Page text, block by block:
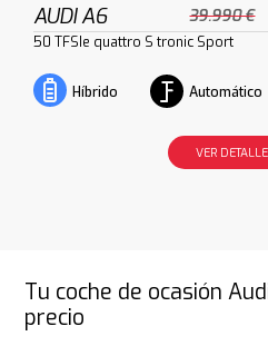
AUDI A6 39.990 €
50 TFSIe quattro S tronic Sport
Híbrido Automático
VER
Tu coche de ocasión
precio